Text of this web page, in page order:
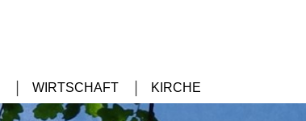
WIRTSCHAFT KIRCHE